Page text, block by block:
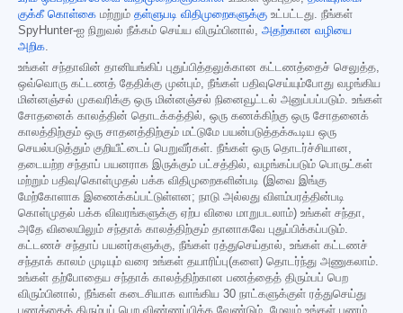
குக்கீ கொள்கை மற்றும் தள்ளுபடி விதிமுறைகளுக்கு உட்பட்டது. நீங்கள்
SpyHunter-ஐ நிறுவல் நீக்கம் செய்ய விரும்பினால், அதற்கான வழியை
அறிக.
உங்கள் சந்தாவின் தானியங்கிப் புதுப்பித்தலுக்கான கட்டணத்தைச் செலுத்த,
ஒவ்வொரு கட்டணத் தேதிக்கு முன்பும், நீங்கள் பதிவுசெய்யும்போது வழங்கிய
மின்னஞ்சல் முகவரிக்கு ஒரு மின்னஞ்சல் நினைவூட்டல் அனுப்பப்படும். உங்கள்
சோதனைக் காலத்தின் தொடக்கத்தில், ஒரு கணக்கிற்கு ஒரு சோதனைக்
காலத்திற்கும் ஒரு சாதனத்திற்கும் மட்டுமே பயன்படுத்தக்கூடிய ஒரு
செயல்படுத்தும் குறியீட்டைப் பெறுவீர்கள். நீங்கள் ஒரு தொடர்ச்சியான,
தடையற்ற சந்தாப் பயனராக இருக்கும் பட்சத்தில், வழங்கப்படும் பொருட்கள்
மற்றும் பதிவு/கொள்முதல் பக்க விதிமுறைகளின்படி (இவை இங்கு
மேற்கோளாக இணைக்கப்பட்டுள்ளன; நாடு அல்லது விளம்பரத்தின்படி
கொள்முதல் பக்க விவரங்களுக்கு ஏற்ப விலை மாறுபடலாம்) உங்கள் சந்தா,
அதே விலையிலும் சந்தாக் காலத்திற்கும் தானாகவே புதுப்பிக்கப்படும்.
கட்டணச் சந்தாப் பயனர்களுக்கு, நீங்கள் ரத்துசெய்தால், உங்கள் கட்டணச்
சந்தாக் காலம் முடியும் வரை உங்கள் தயாரிப்பு(களை) தொடர்ந்து அணுகலாம்.
உங்கள் தற்போதைய சந்தாக் காலத்திற்கான பணத்தைத் திரும்பப் பெற
விரும்பினால், நீங்கள் கடைசியாக வாங்கிய 30 நாட்களுக்குள் ரத்துசெய்து
பணத்தைத் திரும்பப் பெற விண்ணப்பிக்க வேண்டும், மேலும் உங்கள் பணம்